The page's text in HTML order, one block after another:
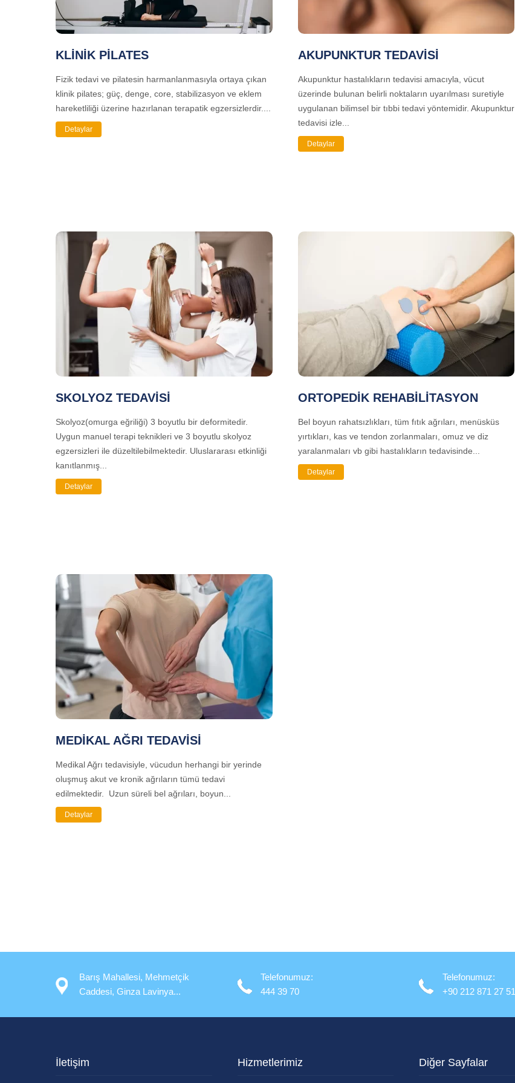
KLİNİK PİLATES
Fizik tedavi ve pilatesin harmanlanmasıyla ortaya çıkan
klinik pilates; güç, denge, core, stabilizasyon ve eklem
hareketliliği üzerine hazırlanan terapatik egzersizlerdir....
Detaylar
AKUPUNKTUR TEDAVİSİ
Akupunktur hastalıkların tedavisi amacıyla, vücut
üzerinde bulunan belirli noktaların uyarılması suretiyle
uygulanan bilimsel bir tıbbi tedavi yöntemidir. Akupunktur
tedavisi izle...
Detaylar
SKOLYOZ TEDAVİSİ
Skolyoz(omurga eğriliği) 3 boyutlu bir deformitedir.
Uygun manuel terapi teknikleri ve 3 boyutlu skolyoz
egzersizleri ile düzeltilebilmektedir. Uluslararası etkinliği
kanıtlanmış...
Detaylar
ORTOPEDİK REHABİLİTASYON
Bel boyun rahatsızlıkları, tüm fıtık ağrıları, menüsküs
yırtıkları, kas ve tendon zorlanmaları, omuz ve diz
yaralanmaları vb gibi hastalıkların tedavisinde...
Detaylar
MEDİKAL AĞRI TEDAVİSİ
Medikal Ağrı tedavisiyle, vücudun herhangi bir yerinde
oluşmuş akut ve kronik ağrıların tümü tedavi
edilmektedir. Uzun süreli bel ağrıları, boyun...
Detaylar
Barış Mahallesi, Mehmetçik
Caddesi, Ginza Lavinya...
Telefonumuz:
444 39 70
Telefonumuz:
+90 212 871 27 51
İletişim Hizmetlerimiz Diğer Sayfalar